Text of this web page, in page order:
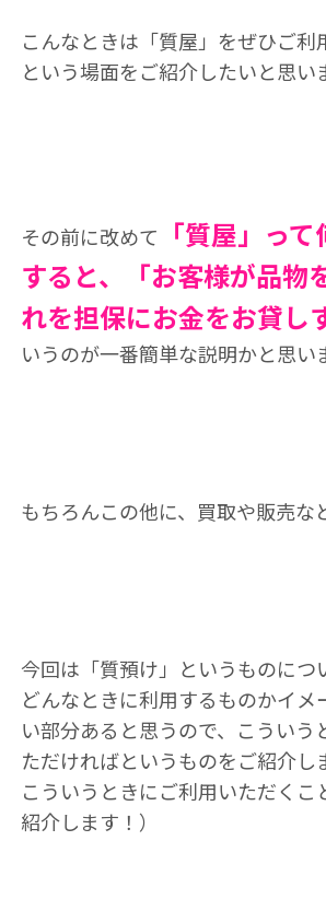
こんなときは「質屋」をぜひご利
という場面をご紹介したいと思い
その前に改めて
「質屋」っ
すると、「お客様が品物
れを担保にお金をお貸し
いうのが一番簡単な説明かと思い
もちろんこの他に、買取や販売な
今回は「質預け」というものにつ
どんなときに利用するものかイメ
い部分あると思うので、こういう
ただければというものをご紹介し
こういうときにご利用いただくこ
紹介します！）